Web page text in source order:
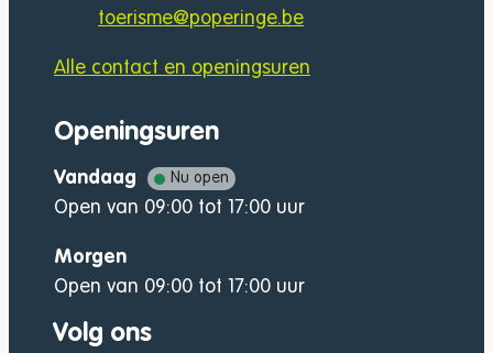
E-mailtoerisme@poperinge.be
Alle contact en openingsuren
Openingsuren
Vandaag Nu open
Open van 09:00 tot 17:00 uur
Morgen
Open van 09:00 tot 17:00 uur
Volg ons